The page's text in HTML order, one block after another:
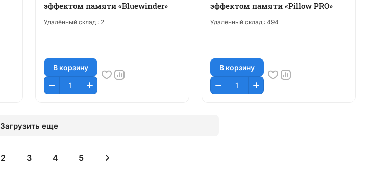
эффектом памяти «Bluewinder»
Удалённый склад : 2
В корзину
эффектом памяти «Pillow PRO»
Удалённый склад : 494
В корзину
Загрузить еще
2 3 4 5